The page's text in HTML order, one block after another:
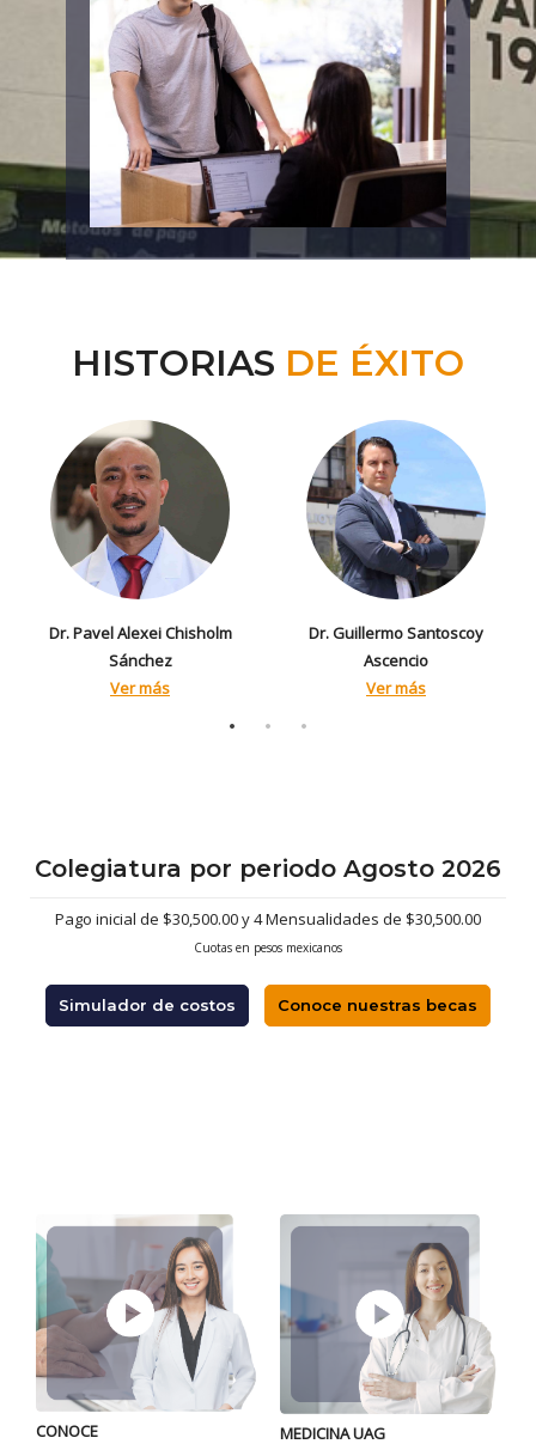
HISTORIAS DE ÉXITO
Dr. Pavel Alexei Chisholm
Sánchez
Ver más
Dr. Guillermo Santoscoy
Ascencio
Ver más
Colegiatura por periodo Agosto 2026
Pago inicial de $30,500.00 y 4 Mensualidades de $30,500.00
Cuotas en pesos mexicanos
Simulador de costos Conoce nuestras becas
CONOCE MEDICINA UAG